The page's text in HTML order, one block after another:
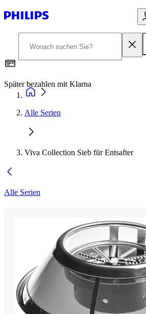
Später bezahlen mit Klarna
Alle Serien
Viva Collection Sieb für Entsafter
Alle Serien